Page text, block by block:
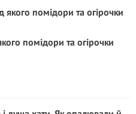
помідори та огірочки